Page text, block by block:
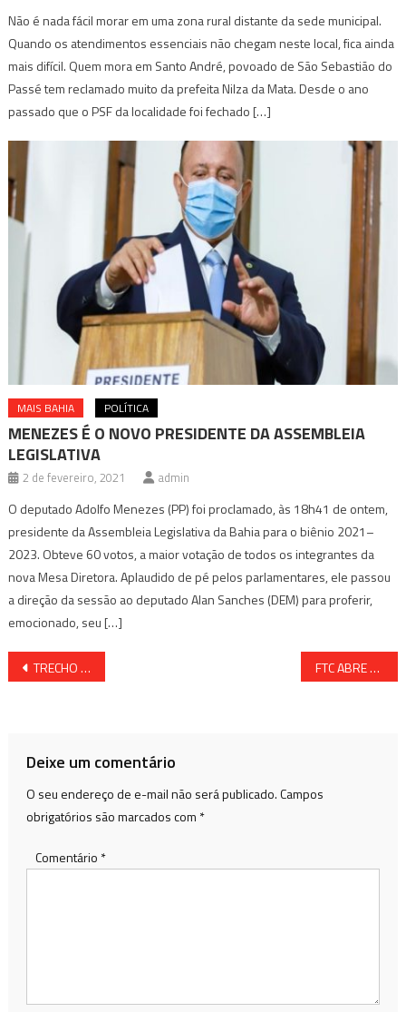
Não é nada fácil morar em uma zona rural distante da sede municipal.
Quando os atendimentos essenciais não chegam neste local, fica ainda
mais difícil. Quem mora em Santo André, povoado de São Sebastião do
Passé tem reclamado muito da prefeita Nilza da Mata. Desde o ano
passado que o PSF da localidade foi fechado […]
MAIS BAHIA POLÍTICA
MENEZES É O NOVO PRESIDENTE DA ASSEMBLEIA
LEGISLATIVA
2 de fevereiro, 2021 admin
O deputado Adolfo Menezes (PP) foi proclamado, às 18h41 de ontem,
presidente da Assembleia Legislativa da Bahia para o biênio 2021–
2023. Obteve 60 votos, a maior votação de todos os integrantes da
nova Mesa Diretora. Aplaudido de pé pelos parlamentares, ele passou
a direção da sessão ao deputado Alan Sanches (DEM) para proferir,
emocionado, seu […]
Navegação
TRECHO EM RODOVIA NA RMS SERÁ INTERDITADO NESTA QUARTA E QUINTA FTC ABRE VAGAS PARA CONTRATAÇÃO DE PROFESSORES
Deixe um comentário
O seu endereço de e-mail não será publicado.Campos
obrigatórios são marcados com *
Comentário *